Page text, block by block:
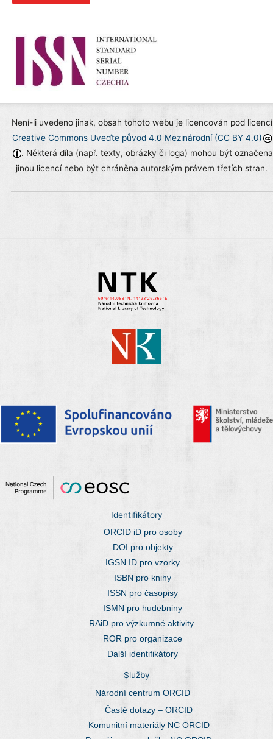
Není-li uvedeno jinak, obsah tohoto webu je licencován pod licencí
Creative Commons Uveďte původ 4.0 Mezinárodní (CC BY 4.0)
. Některá díla (např. texty, obrázky či loga) mohou být označena
jinou licencí nebo být chráněna autorským právem třetích stran.
Identifikátory
ORCID iD pro osoby
DOI pro objekty
IGSN ID pro vzorky
ISBN pro knihy
ISSN pro časopisy
ISMN pro hudebniny
RAiD pro výzkumné aktivity
ROR pro organizace
Další identifikátory
Služby
Národní centrum ORCID
Časté dotazy – ORCID
Komunitní materiály NC ORCID